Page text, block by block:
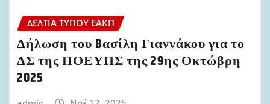
ΔΕΛΤΊΑ ΤΎΠΟΥ ΕΑΚΠ
Δήλωση του Bασίλη Γιαννάκου για το
ΔΣ της ΠΟΕΥΠΣ της 29ης Οκτώβρη
2025